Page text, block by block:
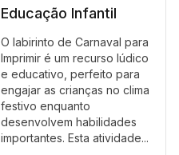
Educação Infantil
O labirinto de Carnaval para
Imprimir é um recurso lúdico
e educativo, perfeito para
engajar as crianças no clima
festivo enquanto
desenvolvem habilidades
importantes. Esta atividade...